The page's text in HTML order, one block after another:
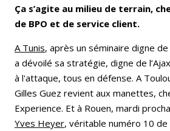
Ça s’agite au milieu de terrain,
de BPO et de service client.
A Tunis, après un séminaire digne
a dévoilé sa stratégie, digne de
à l'attaque, tous en défense. A
Gilles Guez revient aux manettes,
Experience. Et à Rouen, mardi
Yves Heyer, véritable numéro 10 de